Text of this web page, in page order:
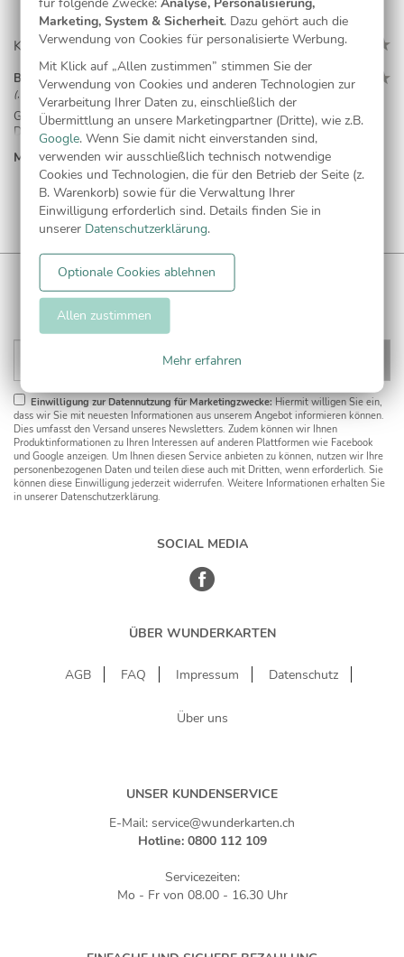
Kundenmeinungen (1)
Barbara Schweizer
(, 20.05.23)
Gut im 2. Anlauf | Habe leider im ersten Versand nicht alle bestellten
Dokumente erhalten. Anruf beim Kundendienst. Dieser hat dann den
Versand der fehlenden Ware gut und speditiv abgewickelt.
MEHR LESEN...
WUNDERKARTEN NEWSLETTER
Anmelden undCHF 5 Gutschein
Einwilligung zur Datennutzung für Marketingzwecke:Hiermit willigen Sie ein,
dass wir Sie mit neuesten Informationen aus unserem Angebot informieren können.
Dies umfasst den Versand unseres Newsletters. Zudem können wir Ihnen
Produktinformationen zu Ihren Interessen auf anderen Plattformen wie Facebook
und Google anzeigen. Um Ihnen diesen Service anbieten zu können, nutzen wir Ihre
personenbezogenen Daten und teilen diese auch mit Dritten, wenn erforderlich. Sie
können diese Einwilligung jederzeit widerrufen. Weitere Informationen erhalten Sie
in unserer Datenschutzerklärung.
SOCIAL MEDIA
ÜBER WUNDERKARTEN
AGB FAQ Impressum Datenschutz
Über uns
UNSER KUNDENSERVICE
E-Mail: service@wunderkarten.ch
Hotline: 0800 112 109
Servicezeiten:
Mo - Fr von 08.00 - 16.30 Uhr
Marketing, System & Sicherheit. Dazu gehört auch die
Verwendung von Cookies für personalisierte Werbung.
Mit Klick auf „Allen zustimmen” stimmen Sie der
Verwendung von Cookies und anderen Technologien zur
Verarbeitung Ihrer Daten zu, einschließlich der
Übermittlung an unsere Marketingpartner (Dritte), wie z.B.
Google. Wenn Sie damit nicht einverstanden sind,
verwenden wir ausschließlich technisch notwendige
Cookies und Technologien, die für den Betrieb der Seite (z.
B. Warenkorb) sowie für die Verwaltung Ihrer
Einwilligung erforderlich sind. Details finden Sie in
unserer Datenschutzerklärung.
Mehr erfahren
Optionale Cookies ablehnen
Allen zustimmen